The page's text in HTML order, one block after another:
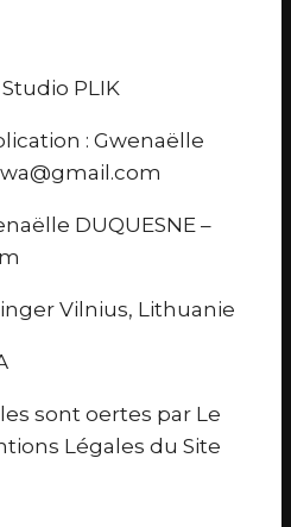
PLIK
: Gwenaëlle
DUQUESNE –
Vilnius, Lithuanie
sont oertes par Le
Légales du Site